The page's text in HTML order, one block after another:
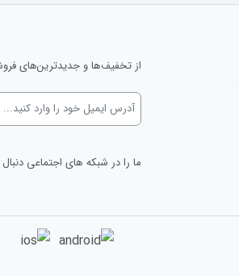
از تخفیف‌ها و جدیدترین‌های
ما را در شبکه های اجتماعی دنبال